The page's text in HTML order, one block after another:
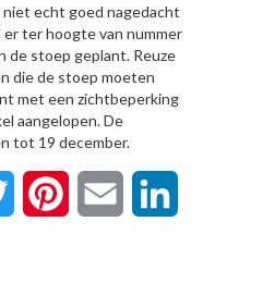
echt goed nagedacht
ter hoogte van nummer
de stoep geplant. Reuze
die de stoep moeten
met een zichtbeperking
aangelopen. De
tot 19 december.
Twitter Pinterest Email